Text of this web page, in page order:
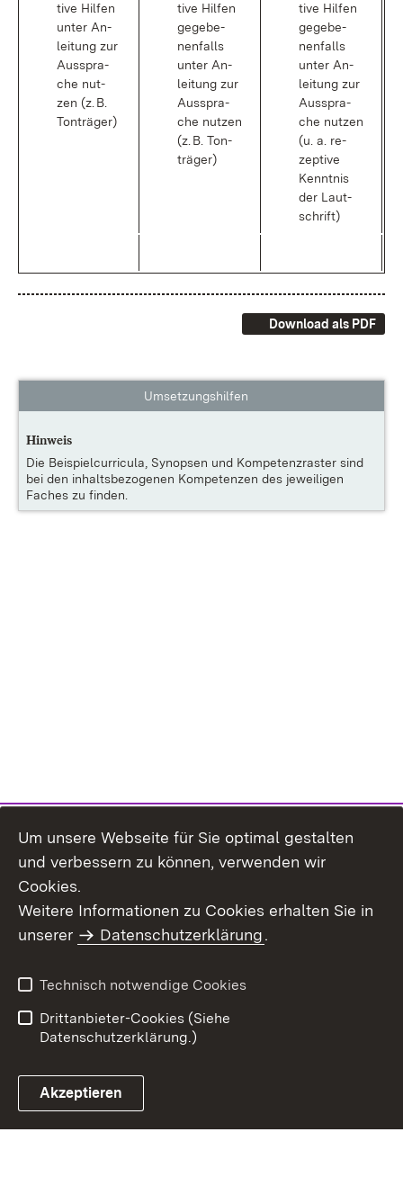
tive Hil­fen
un­ter An­
lei­tung zur
Aus­spra­
che nut­
zen (z. B.
Ton­trä­ger)
tive Hil­fen
ge­ge­be­
nen­falls
un­ter An­
lei­tung zur
Aus­spra­
che nut­zen
(z. B. Ton­
trä­ger)
tive Hil­fen
ge­ge­be­
nen­falls
un­ter An­
lei­tung zur
Aus­spra­
che nut­zen
(u. a. re­
zep­ti­ve
Kennt­nis
der Laut­
schrift)
Download als PDF
Umsetzungshilfen
Hinweis
Die Beispielcurricula, Synopsen und Kompetenzraster sind
bei den inhaltsbezogenen Kompetenzen des jeweiligen
Faches zu finden.
Um unsere Webseite für Sie optimal gestalten
und verbessern zu können, verwenden wir
Cookies.
Weitere Informationen zu Cookies erhalten Sie in
unserer
Datenschutzerklärung.
Technisch notwendige Cookies
Drittanbieter-Cookies (Siehe
Datenschutzerklärung.)
Akzeptieren